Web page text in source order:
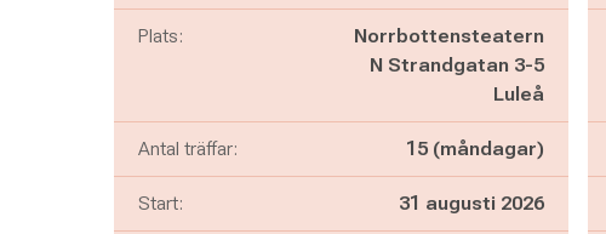
Plats:
Norrbottensteatern
N Strandgatan 3-5
Luleå
Antal träffar: 15 (måndagar)
Start: 31 augusti 2026